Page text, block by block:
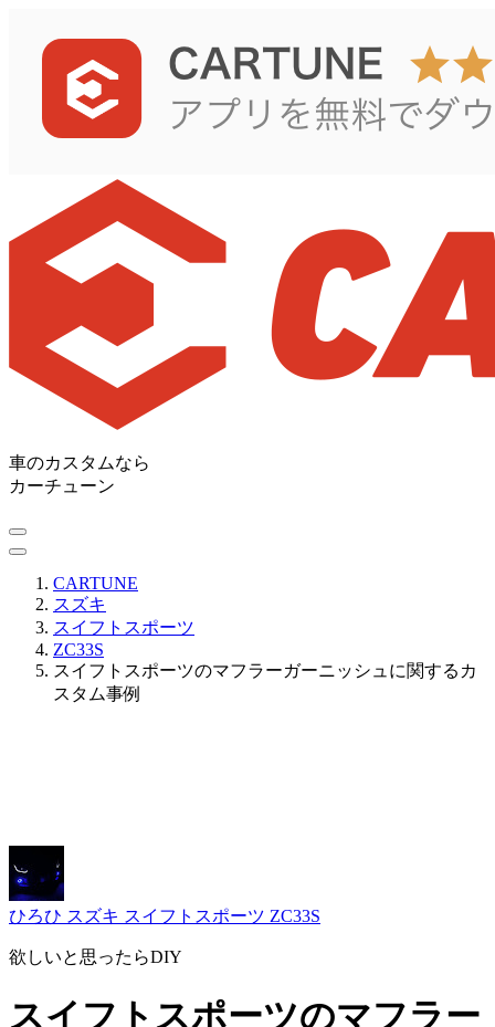
車のカスタムなら
カーチューン
CARTUNE
スズキ
スイフトスポーツ
ZC33S
スイフトスポーツのマフラーガーニッシュに関するカ
スタム事例
ひろひ スズキ スイフトスポーツ ZC33S
欲しいと思ったらDIY
スイフトスポーツのマフラー